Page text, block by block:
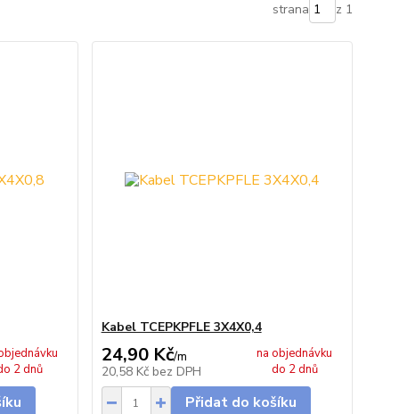
strana z 1
2 dnů
Kabel TCEPKPFLE 3X4X0,4
24,90 Kč/m
20,58 Kč bez DPH
na objednávku
do 2 dnů
Přidat do košíku